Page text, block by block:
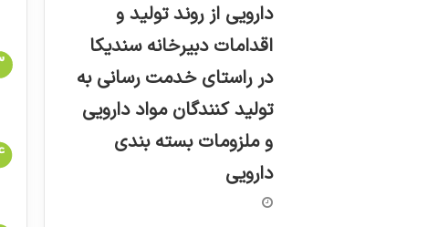
دارویی از روند تولید و
اقدامات دبیرخانه سندیکا
در راستای خدمت رسانی به
تولید کنندگان مواد دارویی
و ملزومات بسته بندی
دارویی